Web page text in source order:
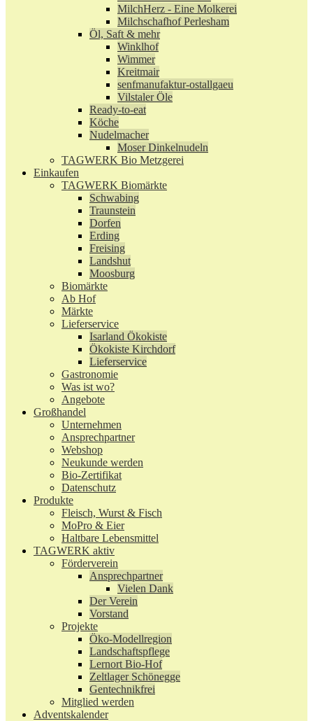
MilchHerz - Eine Molkerei
Milchschafhof Perlesham
Öl, Saft & mehr
Winklhof
Wimmer
Kreitmair
senfmanufaktur-ostallgaeu
Vilstaler Öle
Ready-to-eat
Köche
Nudelmacher
Moser Dinkelnudeln
TAGWERK Bio Metzgerei
Einkaufen
TAGWERK Biomärkte
Schwabing
Traunstein
Dorfen
Erding
Freising
Landshut
Moosburg
Biomärkte
Ab Hof
Märkte
Lieferservice
Isarland Ökokiste
Ökokiste Kirchdorf
Lieferservice
Gastronomie
Was ist wo?
Angebote
Großhandel
Unternehmen
Ansprechpartner
Webshop
Neukunde werden
Bio-Zertifikat
Datenschutz
Produkte
Fleisch, Wurst & Fisch
MoPro & Eier
Haltbare Lebensmittel
TAGWERK aktiv
Förderverein
Ansprechpartner
Vielen Dank
Der Verein
Vorstand
Projekte
Öko-Modellregion
Landschaftspflege
Lernort Bio-Hof
Zeltlager Schönegge
Gentechnikfrei
Mitglied werden
Adventskalender